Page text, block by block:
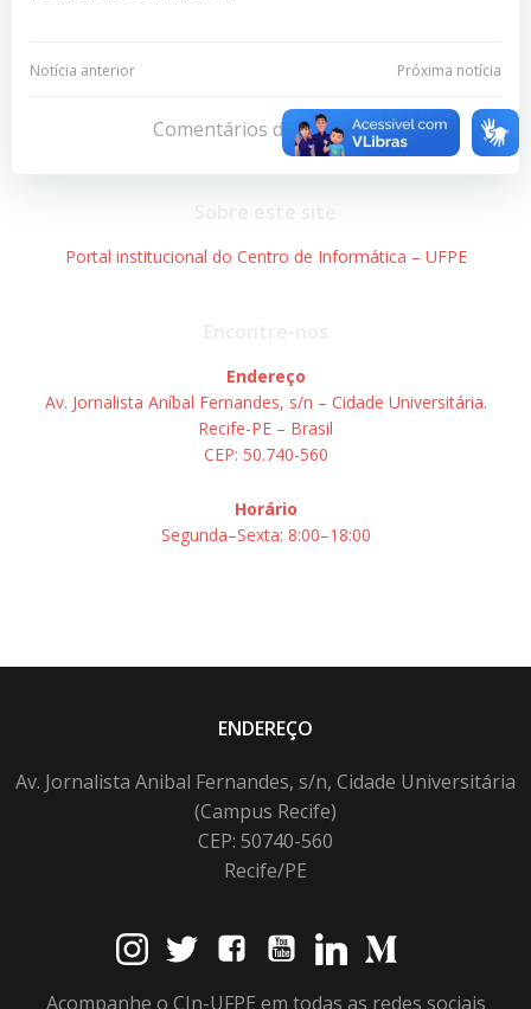
Navegação
Post
Notícia anterior
Navegação
de
Post
Próxima notícia
Comentários desativados
Portal institucional do Centro de Informática – UFPE
Endereço
Av. Jornalista Aníbal Fernandes, s/n – Cidade Universitária.
Recife-PE – Brasil
CEP: 50.740-560
Horário
Segunda–Sexta: 8:00–18:00
ENDEREÇO
Av. Jornalista Anibal Fernandes, s/n, Cidade Universitária
(Campus Recife)
CEP: 50740-560
Recife/PE
Acompanhe o CIn-UFPE em todas as redes sociais